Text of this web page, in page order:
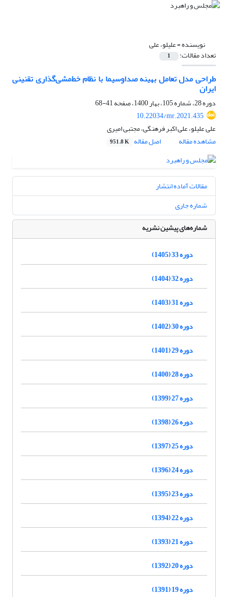
نویسنده =علیلو، علی
تعداد مقالات: 1
طراحی مدل تعامل بهینه صداوسیما با نظام خط‌مشی‌گذاری تقنینی
ایران
دوره 28، شماره 105، بهار 1400، صفحه
41-68
10.22034/mr.2021.435
علی علیلو، علی اکبر فرهنگی، مجتبی امیری
مشاهده مقاله
اصل مقاله 951.8 K
مقالات آماده انتشار
شماره جاری
شماره‌های پیشین نشریه
دوره 33 (1405)
دوره 32 (1404)
دوره 31 (1403)
دوره 30 (1402)
دوره 29 (1401)
دوره 28 (1400)
دوره 27 (1399)
دوره 26 (1398)
دوره 25 (1397)
دوره 24 (1396)
دوره 23 (1395)
دوره 22 (1394)
دوره 21 (1393)
دوره 20 (1392)
دوره 19 (1391)